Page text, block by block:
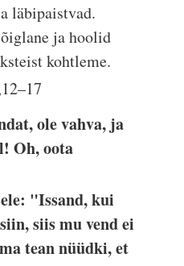
läbipaistvad.
ja hoolid
kohtleme.
ole vahva, ja
Oh, oota
"Issand, kui
siis mu vend ei
tean nüüdki, et